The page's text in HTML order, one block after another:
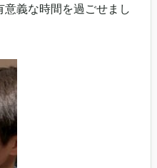
義な時間を過ごせまし